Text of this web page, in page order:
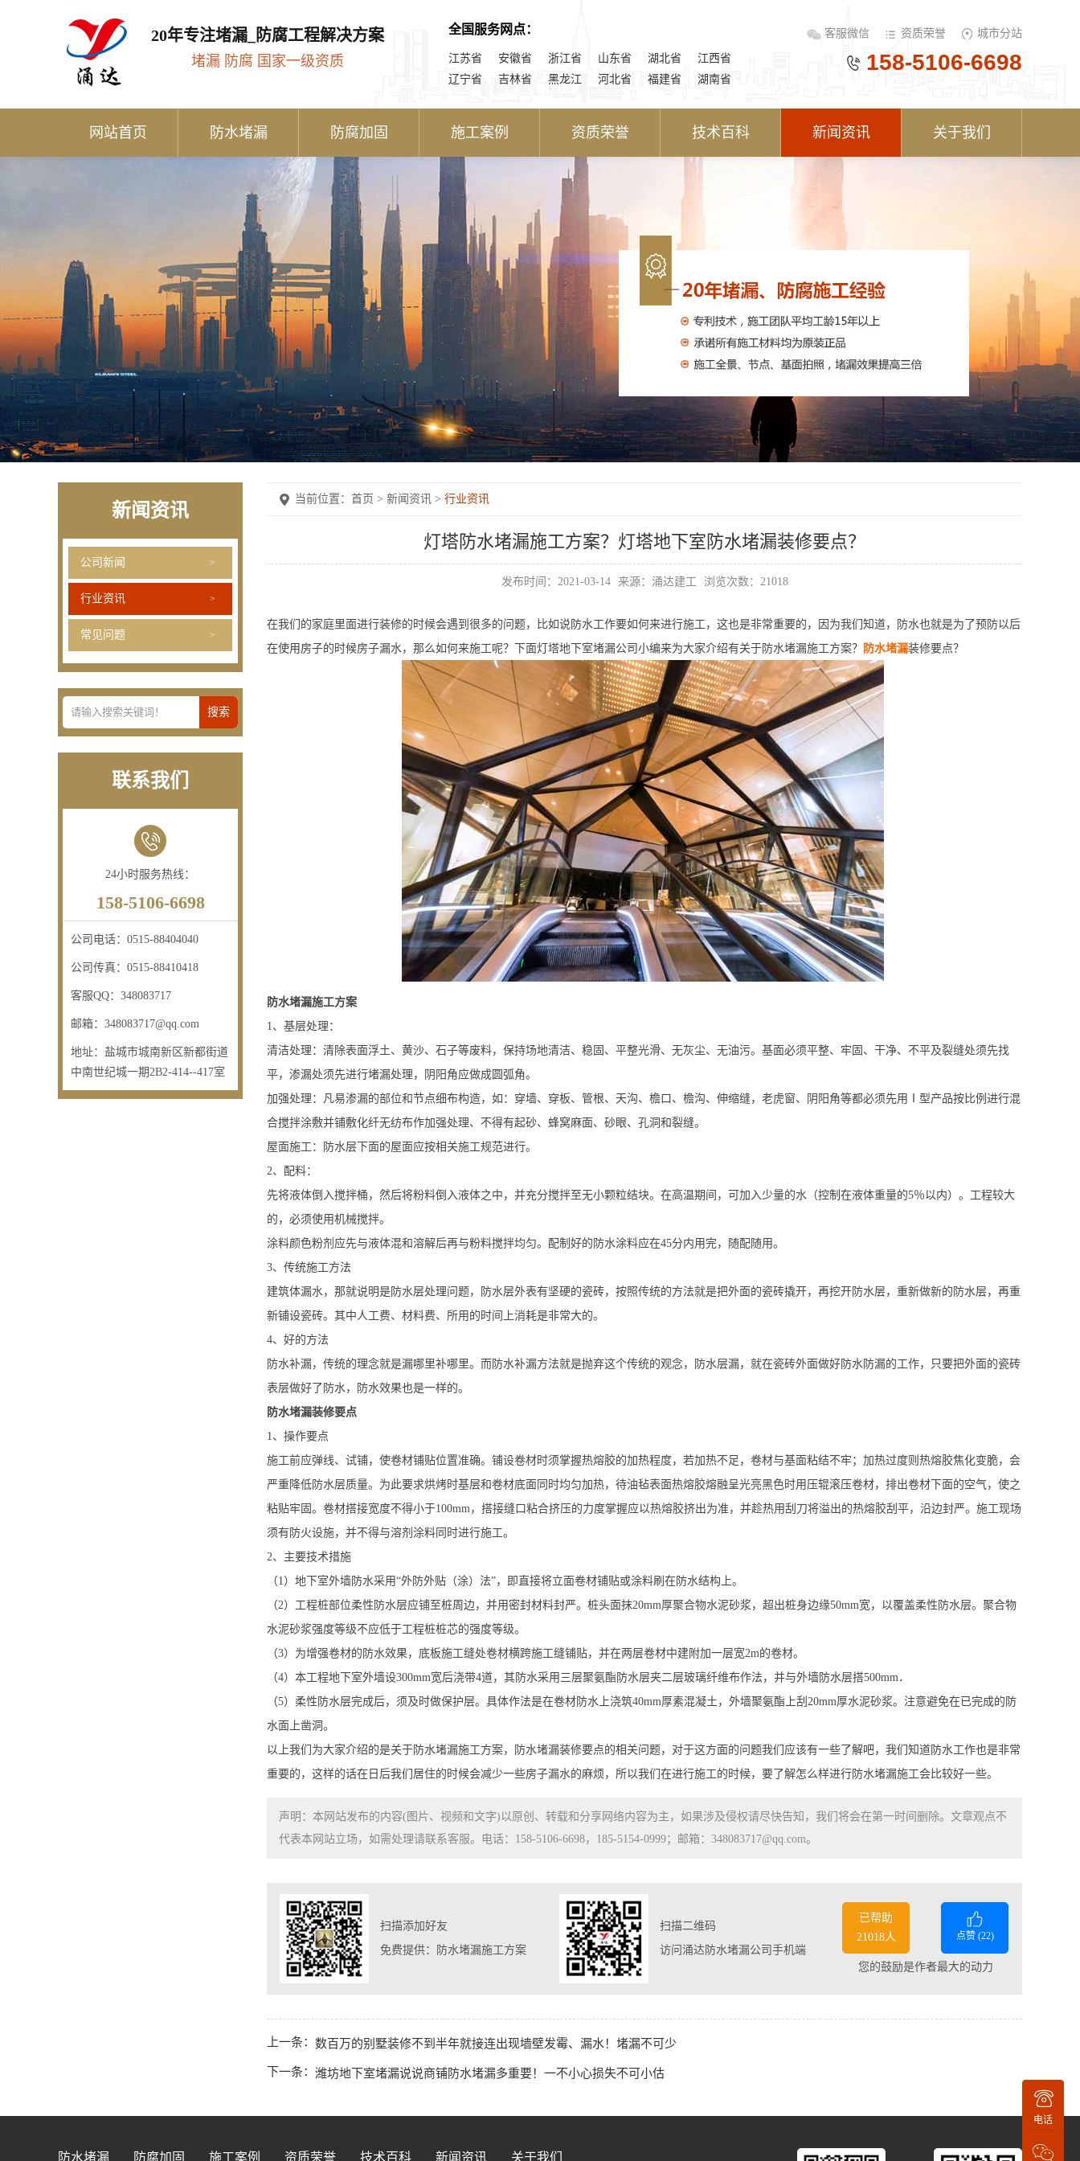
20年专注堵漏_防腐工程解决方案
堵漏 防腐 国家一级资质
全国服务网点：
江苏省 安徽省 浙江省 山东省 湖北省
江西省
辽宁省
吉林省 黑龙江 河北省 福建省 湖南省
客服微信 资质荣誉 城市分站
158-5106-6698
网站首页 防水堵漏 防腐加固 施工案例 资质荣誉 技术百科 新闻资讯 关于我们
新闻资讯
公司新闻
行业资讯
常见问题
联系我们
24小时服务热线：
158-5106-6698
公司电话： 0515-88404040
公司传真： 0515-88410418
客服QQ： 348083717
邮箱： 348083717@qq.com
地址： 盐城市城南新区新都街道
中南世纪城一期2B2-414--417室
当前位置： 首页 > 新闻资讯 > 行业资讯
灯塔防水堵漏施工方案？灯塔地下室防水堵漏装修要点？
发布时间：2021-03-14 来源：涌达建工 浏览次数：21018
在我们的家庭里面进行装修的时候会遇到很多的问题，比如说防水工作要如何来进行施工，这也是非常重要的，因为我们知道，防水也就是为了预防以后
在使用房子的时候房子漏水，那么如何来施工呢？下面灯塔地下室堵漏公司小编来为大家介绍有关于防水堵漏施工方案？ 防水堵漏装修要点？
防水堵漏施工方案
1、基层处理：
清洁处理：清除表面浮土、黄沙、石子等废料，保持场地清洁、稳固、平整光滑、无灰尘、无油污。基面必须平整、牢固、干净、不平及裂缝处须先找
平，渗漏处须先进行堵漏处理，阴阳角应做成圆弧角。
加强处理：凡易渗漏的部位和节点细布构造，如：穿墙、穿板、管根、天沟、檐口、檐沟、伸缩缝，老虎窗、阴阳角等都必须先用Ⅰ型产品按比例进行混
合搅拌涂敷并铺敷化纤无纺布作加强处理、不得有起砂、蜂窝麻面、砂眼、孔洞和裂缝。
屋面施工：防水层下面的屋面应按相关施工规范进行。
2、配料：
先将液体倒入搅拌桶，然后将粉料倒入液体之中，并充分搅拌至无小颗粒结块。在高温期间，可加入少量的水（控制在液体重量的5％以内）。工程较大
的，必须使用机械搅拌。
涂料颜色粉剂应先与液体混和溶解后再与粉料搅拌均匀。配制好的防水涂料应在45分内用完，随配随用。
3、传统施工方法
建筑体漏水，那就说明是防水层处理问题，防水层外表有坚硬的瓷砖，按照传统的方法就是把外面的瓷砖撬开，再挖开防水层，重新做新的防水层，再重
新铺设瓷砖。其中人工费、材料费、所用的时间上消耗是非常大的。
4、好的方法
防水补漏，传统的理念就是漏哪里补哪里。而防水补漏方法就是抛弃这个传统的观念，防水层漏，就在瓷砖外面做好防水防漏的工作，只要把外面的瓷砖
表层做好了防水，防水效果也是一样的。
防水堵漏装修要点
1、操作要点
施工前应弹线、试铺，使卷材铺贴位置准确。铺设卷材时须掌握热熔胶的加热程度，若加热不足，卷材与基面粘结不牢；加热过度则热熔胶焦化变脆，会
严重降低防水层质量。为此要求烘烤时基层和卷材底面同时均匀加热，待油毡表面热熔胶熔融呈光亮黑色时用压辊滚压卷材，排出卷材下面的空气，使之
粘贴牢固。卷材搭接宽度不得小于100mm，搭接缝口粘合挤压的力度掌握应以热熔胶挤出为准，并趁热用刮刀将溢出的热熔胶刮平，沿边封严。施工现场
须有防火设施，并不得与溶剂涂料同时进行施工。
2、主要技术措施
（1）地下室外墙防水采用“外防外贴（涂）法”，即直接将立面卷材铺贴或涂料刷在防水结构上。
（2）工程桩部位柔性防水层应铺至桩周边，并用密封材料封严。桩头面抹20mm厚聚合物水泥砂浆，超出桩身边缘50mm宽，以覆盖柔性防水层。聚合物
水泥砂浆强度等级不应低于工程桩桩芯的强度等级。
（3）为增强卷材的防水效果，底板施工缝处卷材横跨施工缝铺贴，并在两层卷材中建附加一层宽2m的卷材。
（4）本工程地下室外墙设300mm宽后浇带4道，其防水采用三层聚氨酯防水层夹二层玻璃纤维布作法，并与外墙防水层搭500mm．
（5）柔性防水层完成后，须及时做保护层。具体作法是在卷材防水上浇筑40mm厚素混凝土，外墙聚氨酯上刮20mm厚水泥砂浆。注意避免在已完成的防
水面上凿洞。
以上我们为大家介绍的是关于防水堵漏施工方案，防水堵漏装修要点的相关问题，对于这方面的问题我们应该有一些了解吧，我们知道防水工作也是非常
重要的，这样的话在日后我们居住的时候会减少一些房子漏水的麻烦，所以我们在进行施工的时候，要了解怎么样进行防水堵漏施工会比较好一些。
声明：本网站发布的内容(图片、视频和文字)以原创、转载和分享网络内容为主，如果涉及侵权请尽快告知，我们将会在第一时间删除。文章观点不
代表本网站立场，如需处理请联系客服。电话：158-5106-6698，185-5154-0999；邮箱：348083717@qq.com。
扫描添加好友
免费提供：防水堵漏施工方案
扫描二维码
访问涌达防水堵漏公司手机端
已帮助
21018人
点赞 (22)
您的鼓励是作者最大的动力
上一条： 数百万的别墅装修不到半年就接连出现墙壁发霉、漏水！堵漏不可少
下一条： 潍坊地下室堵漏说说商铺防水堵漏多重要！一不小心损失不可小估
防水堵漏 防腐加固 施工案例 资质荣誉 技术百科 新闻资讯 关于我们
电话